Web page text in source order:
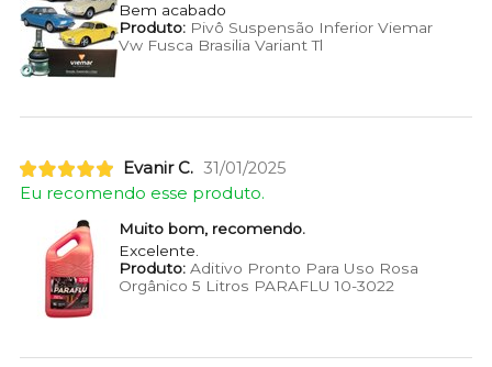
Bem acabado
Produto:Pivô Suspensão Inferior Viemar
Vw Fusca Brasilia Variant Tl
Evanir C. 31/01/2025
Eu recomendo esse produto.
Muito bom, recomendo.
Excelente.
Produto:Aditivo Pronto Para Uso Rosa
Orgânico 5 Litros PARAFLU 10-3022